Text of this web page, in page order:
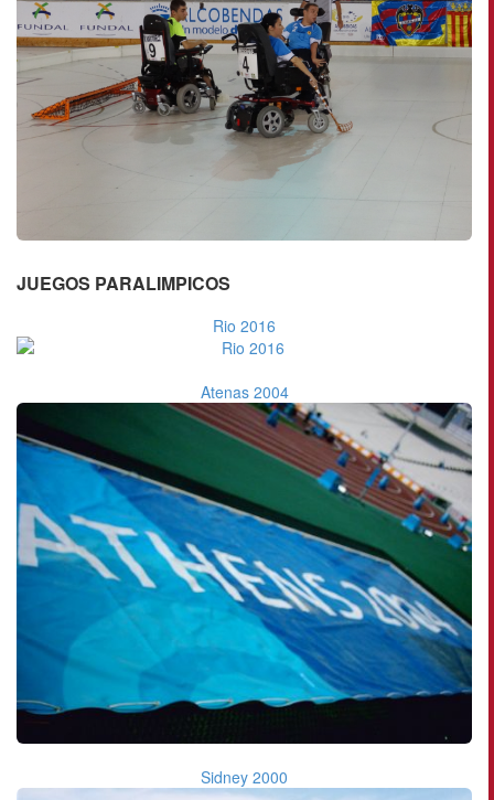
JUEGOS PARALIMPICOS
Rio 2016
Atenas 2004
Sidney 2000